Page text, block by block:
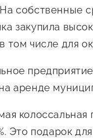
собственные
закупила
том числе для
аренде
Это подарок